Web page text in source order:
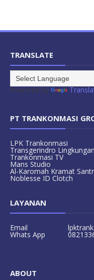
TRANSLATE
Powered by
PT TRANKONMASI
LPK Trankonmasi
Transgerindro
Trankonmasi TV
Mans Studio
Al-Karomah Kramat
Noblesse ID Clotch
LAYANAN
Email
Whats App
ABOUT